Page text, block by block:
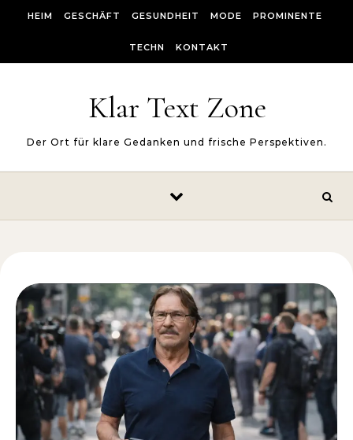
HEIM GESCHÄFT GESUNDHEIT MODE PROMINENTE
TECHN KONTAKT
Klar Text Zone
Der Ort für klare Gedanken und frische Perspektiven.